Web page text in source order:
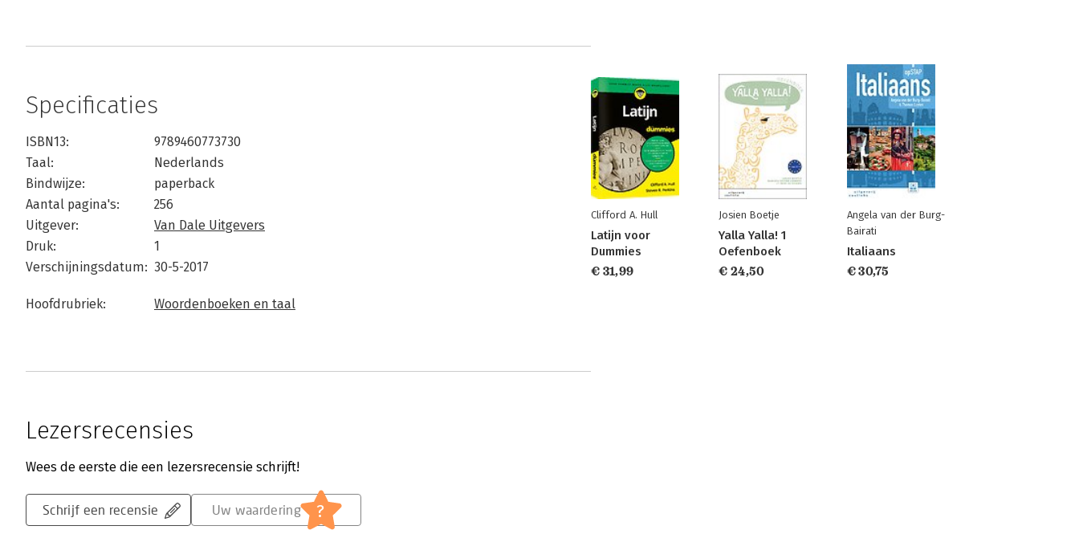
Specificaties
ISBN13:
9789460773730
Taal:
Nederlands
Bindwijze:
paperback
Aantal pagina's:
256
Uitgever:
Van Dale Uitgevers
Druk:
1
Verschijningsdatum: 30-5-2017
Hoofdrubriek: Woordenboeken en taal
Lezersrecensies
Wees de eerste die een lezersrecensie schrijft!
Schrijf een recensie Uw waardering ?
Clifford A. Hull
Latijn voor
Dummies
€ 31,99
Josien Boetje
Yalla Yalla! 1
Oefenboek
€ 24,50
Angela van der Burg-
Bairati
Italiaans
€ 30,75